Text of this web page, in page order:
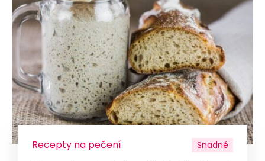
Recepty na pečení Snadné